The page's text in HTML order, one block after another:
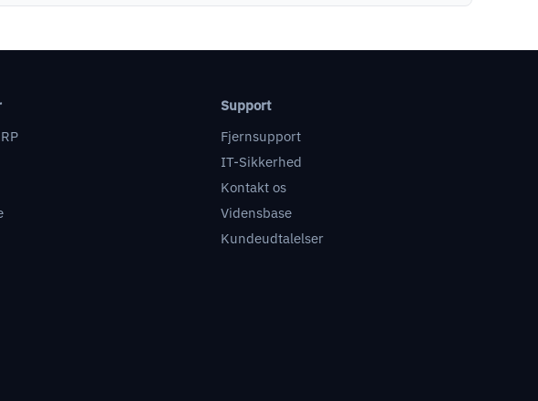
Support
Fjernsupport
IT-Sikkerhed
Kontakt os
Vidensbase
Kundeudtalelser